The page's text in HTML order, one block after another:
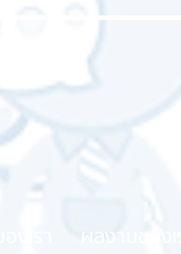
ผลงานของเรา